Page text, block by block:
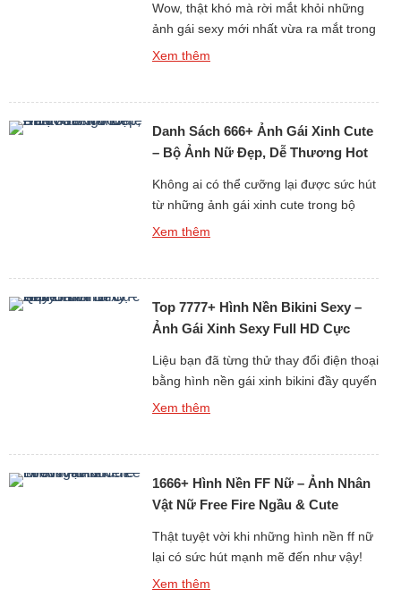
Wow, thật khó mà rời mắt khỏi những
ảnh gái sexy mới nhất vừa ra mắt trong
bộ sưu tập cực kỳ nóng bỏng này!
thần thái tự tin khiến […]
Xem thêm
Danh Sách 666+ Ảnh Gái Xinh Cute
– Bộ Ảnh Nữ Đẹp, Dễ Thương Hot
Không ai có thể cưỡng lại được sức hút
từ những ảnh gái xinh cute trong bộ
sưu tập này. Từng bức ảnh đều toát lên
cảm ngây ngô, tất […]
Xem thêm
Top 7777+ Hình Nền Bikini Sexy –
Ảnh Gái Xinh Sexy Full HD Cực
Liệu bạn đã từng thử thay đổi điện thoại
bằng hình nền gái xinh bikini đầy quyến
rũ chưa? Những hình ảnh này không
quên. Chắc chắn màn hình […]
Xem thêm
1666+ Hình Nền FF Nữ – Ảnh Nhân
Vật Nữ Free Fire Ngầu & Cute
Thật tuyệt vời khi những hình nền ff nữ
lại có sức hút mạnh mẽ đến như vậy!
Mỗi nhân vật trong Free Fire đều mang
Xem thêm